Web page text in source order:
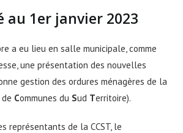
1er janvier 2023
a eu lieu en salle municipale, comme
une présentation des nouvelles
gestion des ordures ménagères de la
Communes du Sud Territoire).
représentants de la CCST, le